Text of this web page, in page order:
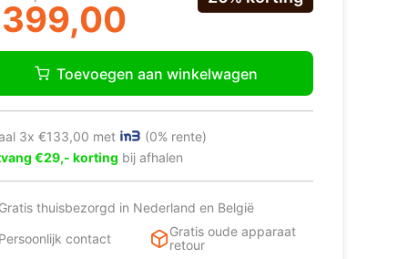
399,00
Toevoegen aan winkelwagen
3x €133,00 met
(0% rente)
€29,- korting bij afhalen
Gratis thuisbezorgd in Nederland en België
Persoonlijk contact
Gratis oude apparaat
retour